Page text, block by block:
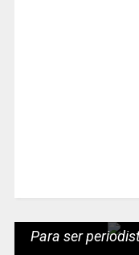
Para ser